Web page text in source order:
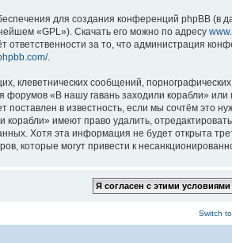
для создания конференций phpBB (в
«GPL»). Скачать его можно по адресу
за то, что администрация
.
клеветнических сообщений,
форумов «В нашу гавань заходили корабли»
в известность, если мы сочтём это
имеют право удалить,
Хотя эта информация не будет открыта
которые могут привести к
Switch